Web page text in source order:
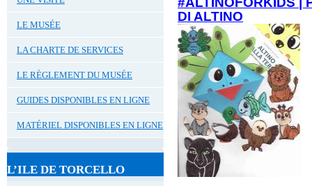
LE MUSÉE
LA CHARTE DE SERVICES
LE RÈGLEMENT DU MUSÉE
GUIDES DISPONIBLES EN LIGNE
MATÉRIEL DISPONIBLES EN LIGNE
L’ILE DE TORCELLO
DI ALTINO